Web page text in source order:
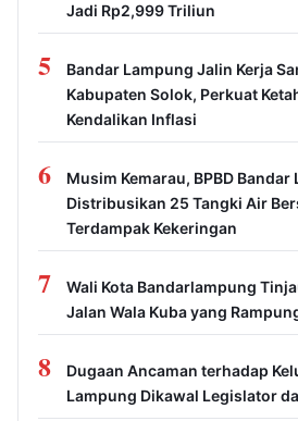
Jadi Rp2,999 Triliun
5
Bandar Lampung Jalin Kerja
Kabupaten Solok, Perkuat
Kendalikan Inflasi
6
Musim Kemarau, BPBD Bandar
Distribusikan 25 Tangki Air
Terdampak Kekeringan
7
Wali Kota Bandarlampung
Jalan Wala Kuba yang
8
Dugaan Ancaman terhadap
Lampung Dikawal Legislator